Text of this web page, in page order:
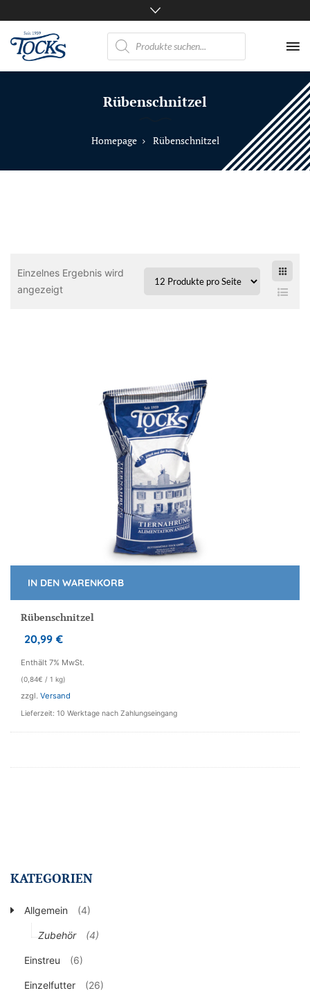
Futtermühle
Products
search
Rübenschnitzel
Homepage Rübenschnitzel
KATEGORIEN
Allgemein (4)
Zubehör (4)
Einstreu (6)
Einzelfutter (26)
Einzelnes Ergebnis wird
angezeigt
Rübenschnitzel
20,99 €
Enthält 7% MwSt.
(0,84€ / 1 kg)
zzgl. Versand
Lieferzeit: 10 Werktage nach Zahlungseingang
IN DEN WARENKORB